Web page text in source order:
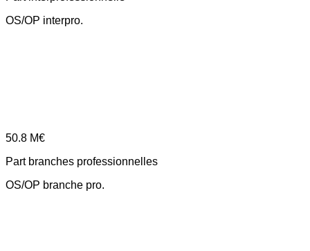
OS/OP interpro.
50.8 M€
Part branches professionnelles
OS/OP branche pro.